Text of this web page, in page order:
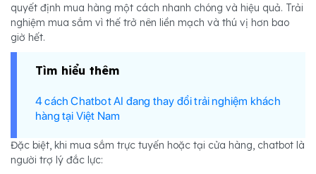
quyết định mua hàng một cách nhanh chóng và hiệu quả. Trải
nghiệm mua sắm vì thế trở nên liền mạch và thú vị hơn bao
giờ hết.
Tìm hiểu thêm
4 cách Chatbot AI đang thay đổi trải nghiệm khách
hàng tại Việt Nam
Đặc biệt, khi mua sắm trực tuyến hoặc tại cửa hàng, chatbot là
người trợ lý đắc lực: